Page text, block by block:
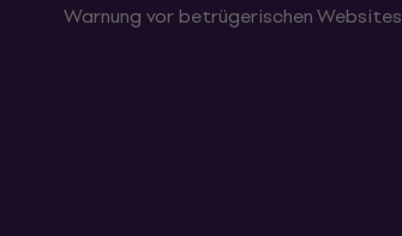
Warnung vor betrügerischen Websites